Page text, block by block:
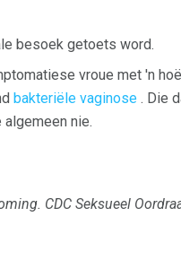
besoek getoets word.
vroue met 'n
bakteriële vaginose . Die
nie.
CDC Seksueel